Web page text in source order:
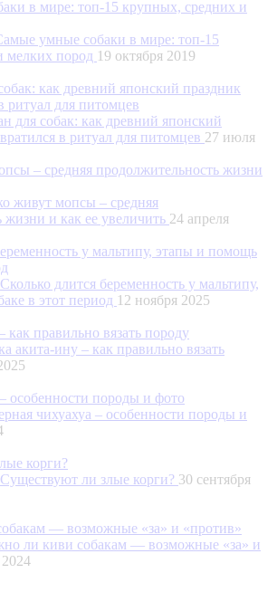
умные собаки в мире: топ-15
мелких пород 19 октября 2019
для собак: как древний японский
в ритуал для питомцев 27 июля
живут мопсы – средняя
жизни и как ее увеличить 24 апреля
Сколько длится беременность у мальтипу,
в этот период 12 ноября 2025
акита-ину – как правильно вязать
чихуахуа – особенности породы и
Существуют ли злые корги? 30 сентября
ли киви собакам — возможные «за» и
2024